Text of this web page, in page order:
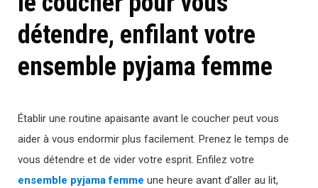
détendre, enfilant votre
ensemble pyjama femme
Établir une routine apaisante avant le coucher peut vous
aider à vous endormir plus facilement. Prenez le temps de
vous détendre et de vider votre esprit. Enfilez votre
ensemble pyjama femme une heure avant d’aller au lit,